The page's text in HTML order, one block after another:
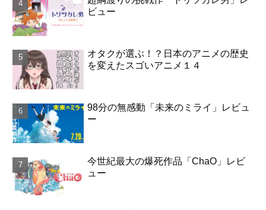
ビュー
オタクが選ぶ！？日本のアニメの歴史
を変えたスゴいアニメ１４
98分の無感動「未来のミライ」レビュ
ー
今世紀最大の爆死作品「ChaO」レビ
ュー